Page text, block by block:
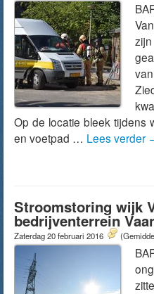
Op de locatie bleek tijdens
en voetpad … Lees verder
Stroomstoring wijk
bedrijventerrein
Zaterdag 20 februari 2016